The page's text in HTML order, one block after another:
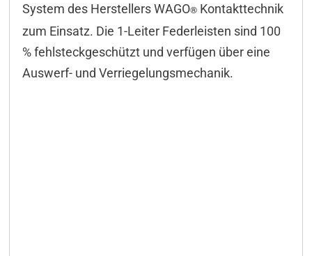
System des Herstellers WAGO®Kontakttechnik
zum Einsatz. Die 1-Leiter Federleisten sind 100
% fehlsteckgeschützt und verfügen über eine
Auswerf- und Verriegelungsmechanik.